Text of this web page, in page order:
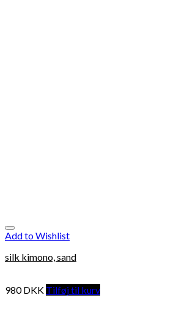
Add to Wishlist
silk kimono, sand
980DKK Tilføj til kurv